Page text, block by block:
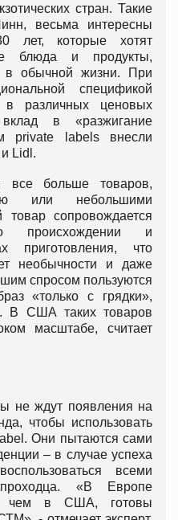
стран. Такие
весьма интересны
которые хотят
блюда и продукты,
в обычной жизни. При
спецификой
в различных ценовых
в «разжигание
private labels внесли
Lidl.
больше товаров,
или небольшими
сопровождается
происхождении и
приготовления, что
необычности и даже
спросом пользуются
«только с грядки»,
В США таких товаров
масштабе, считает
не ждут появления на
чтобы использовать
Они пытаются сами
– в случае успеха
всеми
«В Европе
чем в США, готовы